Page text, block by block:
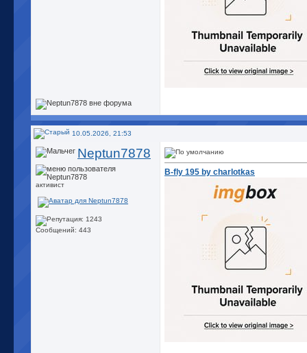
10.05.2026, 21:53
Neptun7878
активист
Сообщений: 443
B-fly 195 by charlotkas